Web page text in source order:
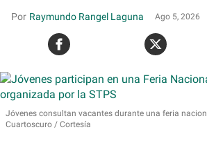
Raymundo Rangel Laguna Ago 5, 2026
Jóvenes consultan vacantes durante una feria
Cuartoscuro / Cortesía